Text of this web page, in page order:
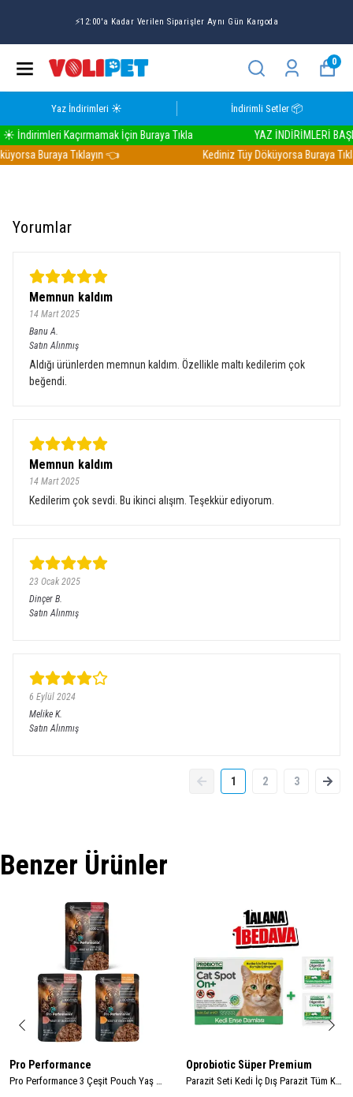
⚡12:00'a Kadar Verilen Siparişler Aynı Gün Kargoda
0
Yaz İndirimleri ☀️ İndirimli Setler 📦
Kaçırmamak İçin Buraya Tıkla
YAZ İNDİRİMLERİ
Buraya Tıklayın 👈
Kediniz Tüy Döküyorsa Buraya
Yorumlar
Memnun kaldım
14 Mart 2025
Banu A.
Satın Alınmış
Aldığı ürünlerden memnun kaldım. Özellikle maltı kedilerim çok
beğendi.
Memnun kaldım
14 Mart 2025
Kedilerim çok sevdi. Bu ikinci alışım. Teşekkür ediyorum.
23 Ocak 2025
Dinçer B.
Satın Alınmış
6 Eylül 2024
Melike K.
Satın Alınmış
1 2 3
Benzer Ürünler
Pro Performance
Pro Performance 3 Çeşit Pouch Yaş Mama Seti (3x85gr)
Oprobiotic Süper Premium
Parazit Seti Kedi İç Dış Parazit Tüm Kediler Için Bitkisel Kedi Ense Deri Damlası ve 2 Paket Parazit Tableti